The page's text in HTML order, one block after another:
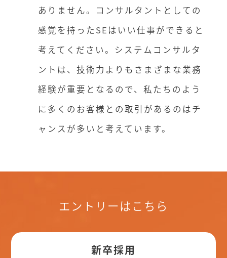
ありません。コンサルタントとしての
感覚を持ったSEはいい仕事ができると
考えてください。システムコンサルタ
ントは、技術力よりもさまざまな業務
経験が重要となるので、私たちのよう
に多くのお客様との取引があるのはチ
ャンスが多いと考えています。
エントリーはこちら
新卒採用